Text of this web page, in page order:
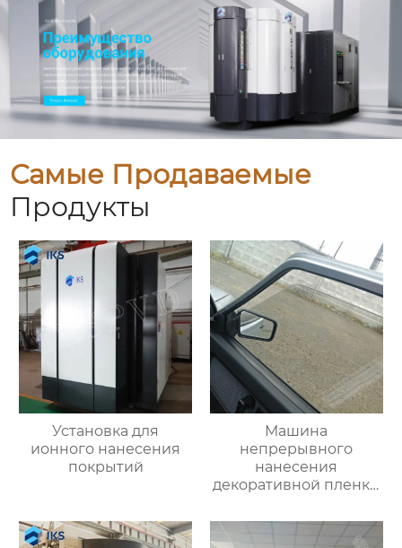
Самые Продаваемые
Продукты
Установка для
ионного нанесения
покрытий
Машина
непрерывного
нанесения
декоративной пленки
коэффициентом
пропускания света